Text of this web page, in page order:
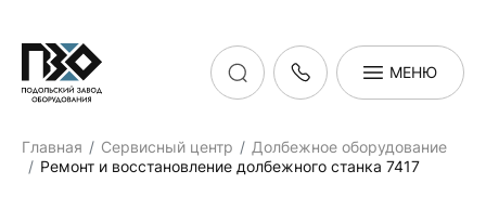
МЕНЮ
Главная Сервисный центр
Долбежное оборудование
Ремонт и восстановление долбежного станка 7417